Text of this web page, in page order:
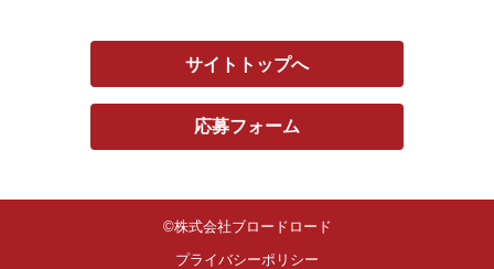
サイトトップへ
応募フォーム
©株式会社ブロードロード
プライバシーポリシー